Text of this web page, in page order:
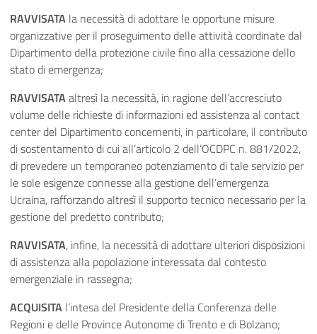
RAVVISATA la necessità diadottare le opportune misure
organizzative per il proseguimento delle attività coordinate dal
Dipartimento della protezione civile fino alla cessazione dello
stato di emergenza;
RAVVISATAaltresì la necessità, in ragione dell’accresciuto
volume delle richieste di informazioni ed assistenza al contact
center del Dipartimento concernenti, in particolare, il contributo
di sostentamento di cui all’articolo 2 dell’OCDPC n. 881/2022,
di prevedere un temporaneo potenziamento di tale servizio per
le sole esigenze connesse alla gestione dell’emergenza
Ucraina, rafforzando altresì il supporto tecnico necessario per la
gestione del predetto contributo;
RAVVISATA, infine, la necessità di adottare ulteriori disposizioni
di assistenza alla popolazione interessata dal contesto
emergenziale in rassegna;
ACQUISITA l’intesa del Presidente della Conferenza delle
Regioni e delle Province Autonome di Trento e di Bolzano;